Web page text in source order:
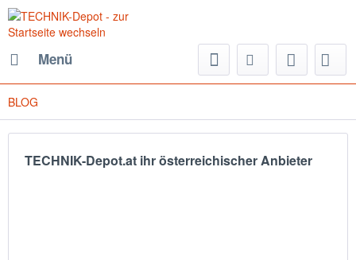
Menü
BLOG
TECHNIK-Depot.at ihr österreichischer Anbieter